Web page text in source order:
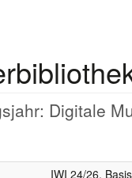
Digitale
IWI 24/26,